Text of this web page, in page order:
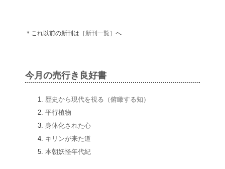
＊これ以前の新刊は ［新刊一覧］ へ
今月の売行き良好書
歴史から現代を視る（俯瞰する知）
平行植物
身体化された心
キリンが来た道
本朝妖怪年代紀